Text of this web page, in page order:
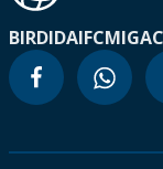
BIRDIDAIFCMIGA